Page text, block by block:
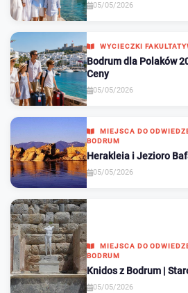
05/05/2026
WYCIECZKI
Bodrum dla Polaków
Ceny
05/05/2026
MIEJSCA DO
BODRUM
Herakleia i Jezioro
05/05/2026
MIEJSCA DO
BODRUM
Knidos z Bodrum |
05/05/2026